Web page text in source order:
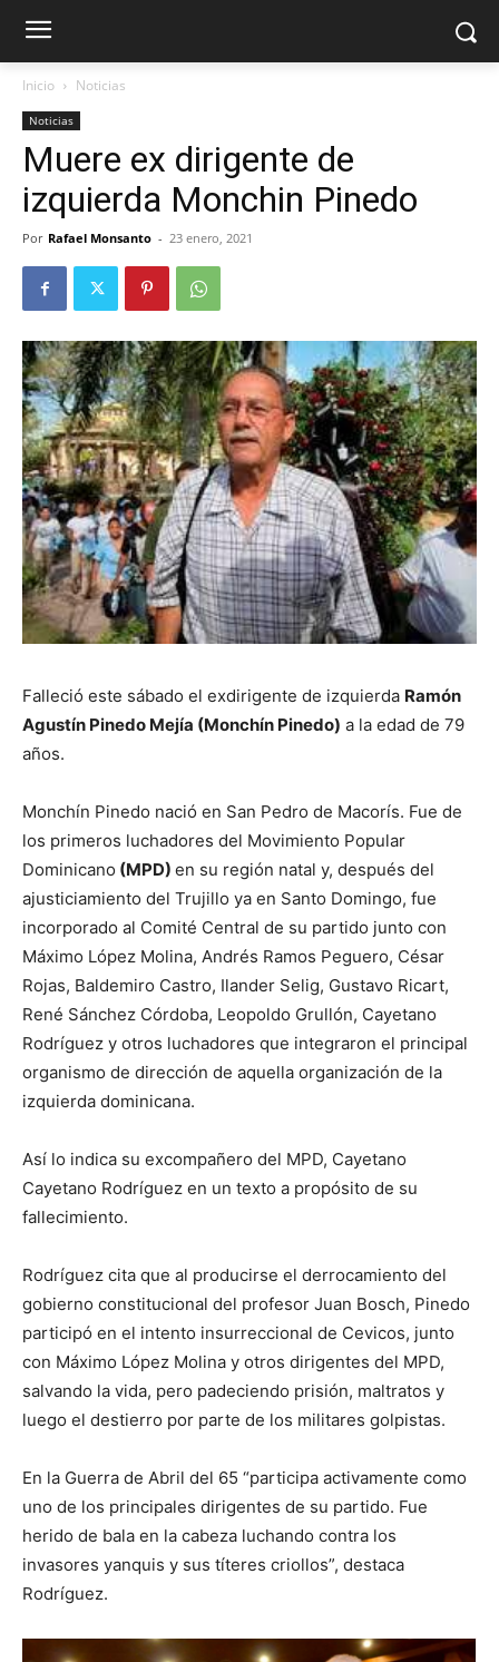
Inicio Noticias
Noticias
Muere ex dirigente de
izquierda Monchin Pinedo
Por Rafael Monsanto - 23 enero, 2021
Falleció este sábado el exdirigente de izquierda Ramón
Agustín Pinedo Mejía (Monchín Pinedo) a la edad de 79
años.
Monchín Pinedo nació en San Pedro de Macorís. Fue de
los primeros luchadores del Movimiento Popular
Dominicano (MPD) en su región natal y, después del
ajusticiamiento del Trujillo ya en Santo Domingo, fue
incorporado al Comité Central de su partido junto con
Máximo López Molina, Andrés Ramos Peguero, César
Rojas, Baldemiro Castro, Ilander Selig, Gustavo Ricart,
René Sánchez Córdoba, Leopoldo Grullón, Cayetano
Rodríguez y otros luchadores que integraron el principal
organismo de dirección de aquella organización de la
izquierda dominicana.
Así lo indica su excompañero del MPD, Cayetano
Cayetano Rodríguez en un texto a propósito de su
fallecimiento.
Rodríguez cita que al producirse el derrocamiento del
gobierno constitucional del profesor Juan Bosch, Pinedo
participó en el intento insurreccional de Cevicos, junto
con Máximo López Molina y otros dirigentes del MPD,
salvando la vida, pero padeciendo prisión, maltratos y
luego el destierro por parte de los militares golpistas.
En la Guerra de Abril del 65 “participa activamente como
uno de los principales dirigentes de su partido. Fue
herido de bala en la cabeza luchando contra los
invasores yanquis y sus títeres criollos”, destaca
Rodríguez.